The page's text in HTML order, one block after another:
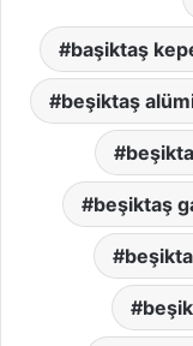
başiktaş
beşiktaş
beşiktaş